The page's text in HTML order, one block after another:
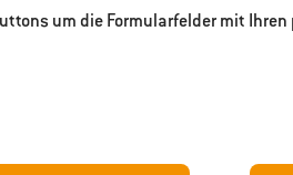
um die Formularfelder mit